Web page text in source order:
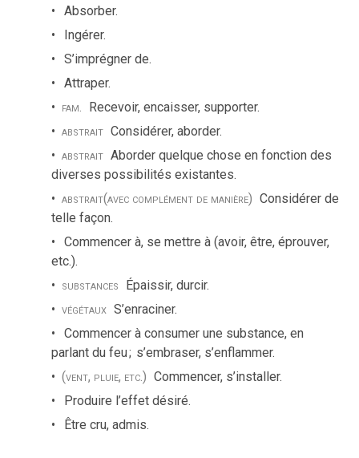
Absorber.
Ingérer.
S’imprégner de.
Attraper.
fam. Recevoir, encaisser, supporter.
abstrait Considérer, aborder.
abstrait Aborder quelque chose en fonction des
diverses possibilités existantes.
abstrait(avec complément de manière) Considérer de
telle façon.
Commencer à, se mettre à (avoir, être, éprouver,
etc.).
substances Épaissir, durcir.
végétaux S’enraciner.
Commencer à consumer une substance, en
parlant du feu; s’embraser, s’enflammer.
(vent, pluie, etc.) Commencer, s’installer.
Produire l’effet désiré.
Être cru, admis.